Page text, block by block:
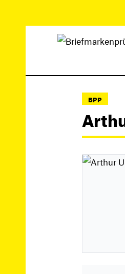
BPP